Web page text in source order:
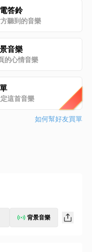
答鈴
聽到的音樂
音樂
的心情音樂
這首音樂
如何幫好友買單
背景音樂